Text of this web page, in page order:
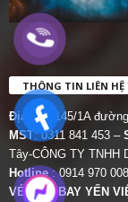
THÔNG TIN LIÊN HỆ
Địa chỉ:
145/1A
MST: 0311 841 453 –
Tây-CÔNG TY TNHH
Hotline: 0914 970
VÉ MÁY BAY YẾN